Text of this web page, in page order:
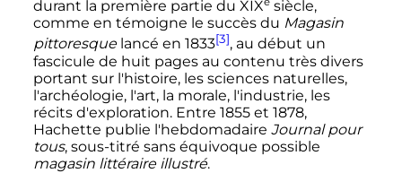
durant la première partie du XIX siècle,
comme en témoigne le succès du Magasin
pittoresquelancé en 1833[3], au début un
fascicule de huit pages au contenu très divers
portant sur l'histoire, les sciences naturelles,
l'archéologie, l'art, la morale, l'industrie, les
récits d'exploration. Entre 1855 et 1878,
Hachette publie l'hebdomadaire Journal pour
tous, sous-titré sans équivoque possible
magasin littéraire illustré.